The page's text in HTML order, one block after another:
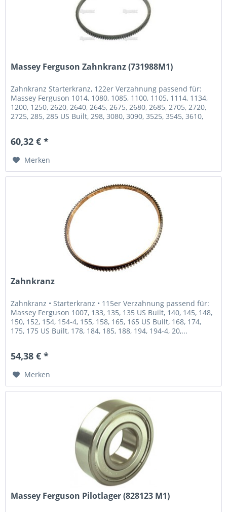
Massey Ferguson Zahnkranz (731988M1)
Zahnkranz Starterkranz, 122er Verzahnung passend für:
Massey Ferguson 1014, 1080, 1085, 1100, 1105, 1114, 1134,
1200, 1250, 2620, 2640, 2645, 2675, 2680, 2685, 2705, 2720,
2725, 285, 285 US Built, 298, 3080, 3090, 3525, 3545, 3610,
60,32 € *
Merken
Zahnkranz
Zahnkranz • Starterkranz • 115er Verzahnung passend für:
Massey Ferguson 1007, 133, 135, 135 US Built, 140, 145, 148,
150, 152, 154, 154-4, 155, 158, 165, 165 US Built, 168, 174,
175, 175 US Built, 178, 184, 185, 188, 194, 194-4, 20,...
54,38 € *
Merken
Massey Ferguson Pilotlager (828123 M1)